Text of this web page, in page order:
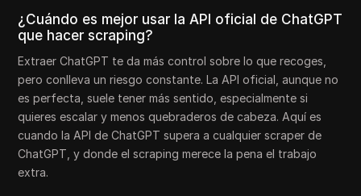
¿Cuándo es mejor usar la API oficial de ChatGPT
que hacer scraping?
Extraer ChatGPT te da más control sobre lo que recoges,
pero conlleva un riesgo constante. La API oficial, aunque no
es perfecta, suele tener más sentido, especialmente si
quieres escalar y menos quebraderos de cabeza. Aquí es
cuando la API de ChatGPT supera a cualquier scraper de
ChatGPT, y donde el scraping merece la pena el trabajo
extra.